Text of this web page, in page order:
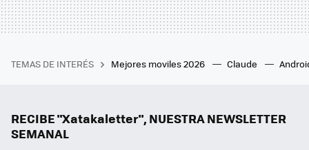
TEMAS DE INTERÉS Mejores moviles 2026 Claude
RECIBE "Xatakaletter", NUESTRA NEWSLETTER
SEMANAL